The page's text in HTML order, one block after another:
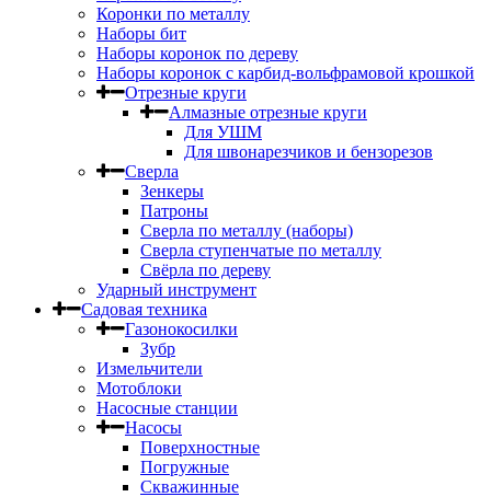
Коронки по металлу
Наборы бит
Наборы коронок по дереву
Наборы коронок с карбид-вольфрамовой крошкой
Отрезные круги
Алмазные отрезные круги
Для УШМ
Для швонарезчиков и бензорезов
Сверла
Зенкеры
Патроны
Сверла по металлу (наборы)
Сверла ступенчатые по металлу
Свёрла по дереву
Ударный инструмент
Садовая техника
Газонокосилки
Зубр
Измельчители
Мотоблоки
Насосные станции
Насосы
Поверхностные
Погружные
Скважинные